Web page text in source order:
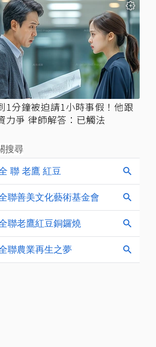
1分鐘被迫請1小時事假！他跟
力爭 律師解答：已觸法